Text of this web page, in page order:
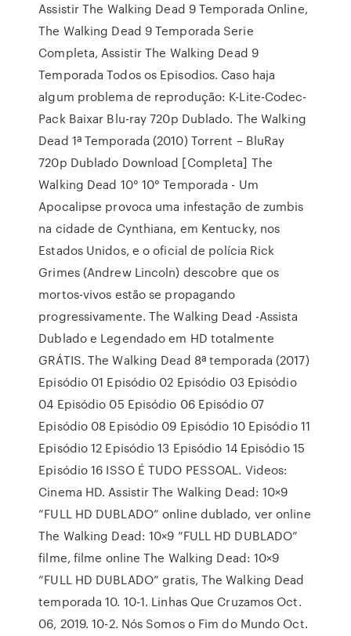
Assistir The Walking Dead 9 Temporada Online,
The Walking Dead 9 Temporada Serie
Completa, Assistir The Walking Dead 9
Temporada Todos os Episodios. Caso haja
algum problema de reprodução: K-Lite-Codec-
Pack Baixar Blu-ray 720p Dublado. The Walking
Dead 1ª Temporada (2010) Torrent – BluRay
720p Dublado Download [Completa] The
Walking Dead 10° 10° Temporada - Um
Apocalipse provoca uma infestação de zumbis
na cidade de Cynthiana, em Kentucky, nos
Estados Unidos, e o oficial de polícia Rick
Grimes (Andrew Lincoln) descobre que os
mortos-vivos estão se propagando
progressivamente. The Walking Dead -Assista
Dublado e Legendado em HD totalmente
GRÁTIS. The Walking Dead 8ª temporada (2017)
Episódio 01 Episódio 02 Episódio 03 Episódio
04 Episódio 05 Episódio 06 Episódio 07
Episódio 08 Episódio 09 Episódio 10 Episódio 11
Episódio 12 Episódio 13 Episódio 14 Episódio 15
Episódio 16 ISSO É TUDO PESSOAL. Videos:
Cinema HD. Assistir The Walking Dead: 10×9
”FULL HD DUBLADO” online dublado, ver online
The Walking Dead: 10×9 ”FULL HD DUBLADO”
filme, filme online The Walking Dead: 10×9
”FULL HD DUBLADO” gratis, The Walking Dead
temporada 10. 10-1. Linhas Que Cruzamos Oct.
06, 2019. 10-2. Nós Somos o Fim do Mundo Oct.